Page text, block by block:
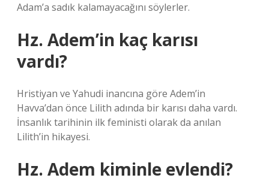
Adam’a sadık kalamayacağını söylerler.
Hz. Adem’in kaç karısı
vardı?
Hristiyan ve Yahudi inancına göre Adem’in
Havva’dan önce Lilith adında bir karısı daha vardı.
İnsanlık tarihinin ilk feministi olarak da anılan
Lilith’in hikayesi.
Hz. Adem kiminle evlendi?